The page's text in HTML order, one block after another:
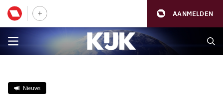
AANMELDEN
Nieuws